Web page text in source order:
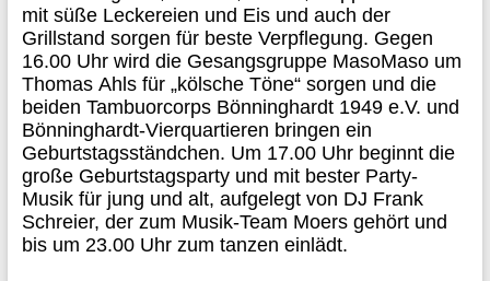
mit süße Leckereien und Eis und auch der
Grillstand sorgen für beste Verpflegung. Gegen
16.00 Uhr wird die Gesangsgruppe MasoMaso um
Thomas Ahls für „kölsche Töne“ sorgen und die
beiden Tambuorcorps Bönninghardt 1949 e.V. und
Bönninghardt-Vierquartieren bringen ein
Geburtstagsständchen. Um 17.00 Uhr beginnt die
große Geburtstagsparty und mit bester Party-
Musik für jung und alt, aufgelegt von DJ Frank
Schreier, der zum Musik-Team Moers gehört und
bis um 23.00 Uhr zum tanzen einlädt.